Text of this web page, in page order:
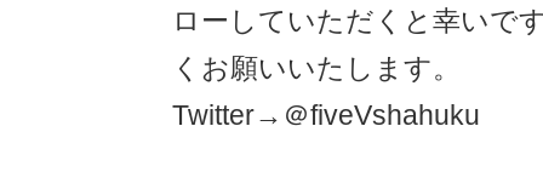
ローしていただくと幸いで
くお願いいたします。
Twitter→＠fiveVshahuku